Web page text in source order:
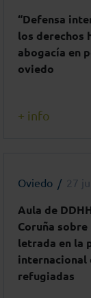
“Defensa
los derechos
abogacía en
oviedo
+ info
Oviedo 27
Aula de
Coruña
letrada en la
internacional
refugiadas